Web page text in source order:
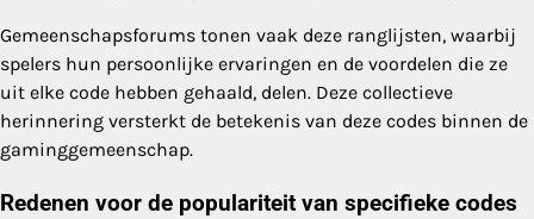
Gemeenschapsforums tonen vaak deze ranglijsten, waarbij
spelers hun persoonlijke ervaringen en de voordelen die ze
uit elke code hebben gehaald, delen. Deze collectieve
herinnering versterkt de betekenis van deze codes binnen de
gaminggemeenschap.
Redenen voor de populariteit van specifieke codes